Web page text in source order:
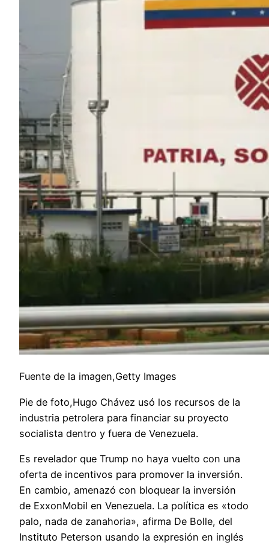
Fuente de la imagen,Getty Images
Pie de foto,Hugo Chávez usó los recursos de la
industria petrolera para financiar su proyecto
socialista dentro y fuera de Venezuela.
Es revelador que Trump no haya vuelto con una
oferta de incentivos para promover la inversión.
En cambio, amenazó con bloquear la inversión
de ExxonMobil en Venezuela. La política es «todo
palo, nada de zanahoria», afirma De Bolle, del
Instituto Peterson usando la expresión en inglés